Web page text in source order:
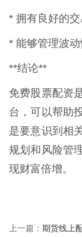
* 拥有良好的
* 能够管理波动
**结论**
免费股票配资
台，可以帮助
是要意识到相
规划和风险管
现财富倍增。
上一篇： 期货线上